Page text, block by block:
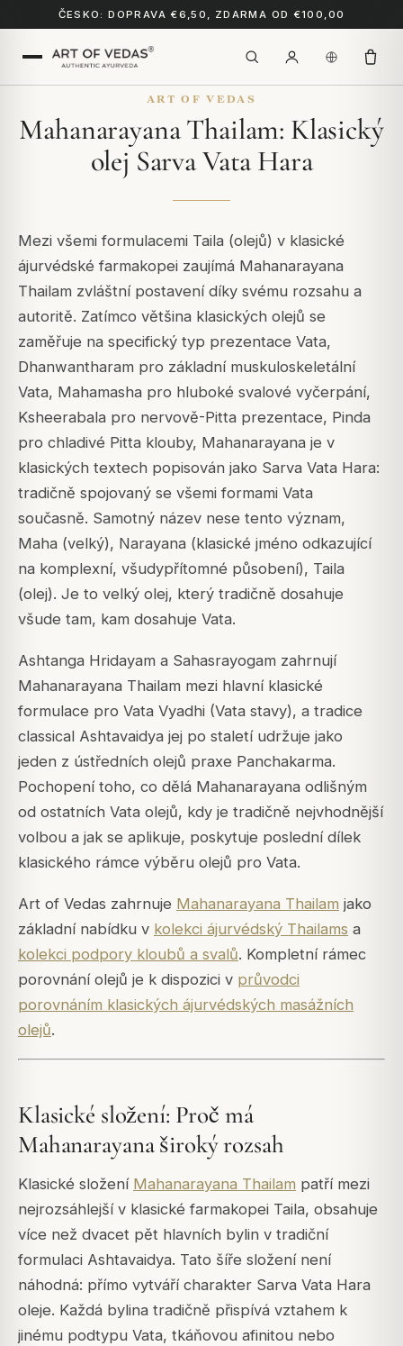
ČESKO: DOPRAVA €6,50, ZDARMA OD €100,00
ART OF VEDAS
Mahanarayana Thailam: Klasický
olej Sarva Vata Hara
Mezi všemi formulacemi Taila (olejů) v klasické
ájurvédské farmakopei zaujímá Mahanarayana
Thailam zvláštní postavení díky svému rozsahu a
autoritě. Zatímco většina klasických olejů se
zaměřuje na specifický typ prezentace Vata,
Dhanwantharam pro základní muskuloskeletální
Vata, Mahamasha pro hluboké svalové vyčerpání,
Ksheerabala pro nervově-Pitta prezentace, Pinda
pro chladivé Pitta klouby, Mahanarayana je v
klasických textech popisován jako Sarva Vata Hara:
tradičně spojovaný se všemi formami Vata
současně. Samotný název nese tento význam,
Maha (velký), Narayana (klasické jméno odkazující
na komplexní, všudypřítomné působení), Taila
(olej). Je to velký olej, který tradičně dosahuje
všude tam, kam dosahuje Vata.
Ashtanga Hridayam a Sahasrayogam zahrnují
Mahanarayana Thailam mezi hlavní klasické
formulace pro Vata Vyadhi (Vata stavy), a tradice
classical Ashtavaidya jej po staletí udržuje jako
jeden z ústředních olejů praxe Panchakarma.
Pochopení toho, co dělá Mahanarayana odlišným
od ostatních Vata olejů, kdy je tradičně nejvhodnější
volbou a jak se aplikuje, poskytuje poslední dílek
klasického rámce výběru olejů pro Vata.
Art of Vedas zahrnuje Mahanarayana Thailam jako
základní nabídku v kolekci ájurvédský Thailams a
kolekci podpory kloubů a svalů. Kompletní rámec
porovnání olejů je k dispozici v průvodci
porovnáním klasických ájurvédských masážních
olejů.
Klasické složení: Proč má
Mahanarayana široký rozsah
Klasické složení Mahanarayana Thailam patří mezi
nejrozsáhlejší v klasické farmakopei Taila, obsahuje
více než dvacet pět hlavních bylin v tradiční
formulaci Ashtavaidya. Tato šíře složení není
náhodná: přímo vytváří charakter Sarva Vata Hara
oleje. Každá bylina tradičně přispívá vztahem k
jinému podtypu Vata, tkáňovou afinitou nebo